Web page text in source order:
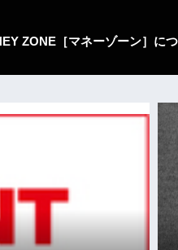
ZONE［マネーゾーン］に